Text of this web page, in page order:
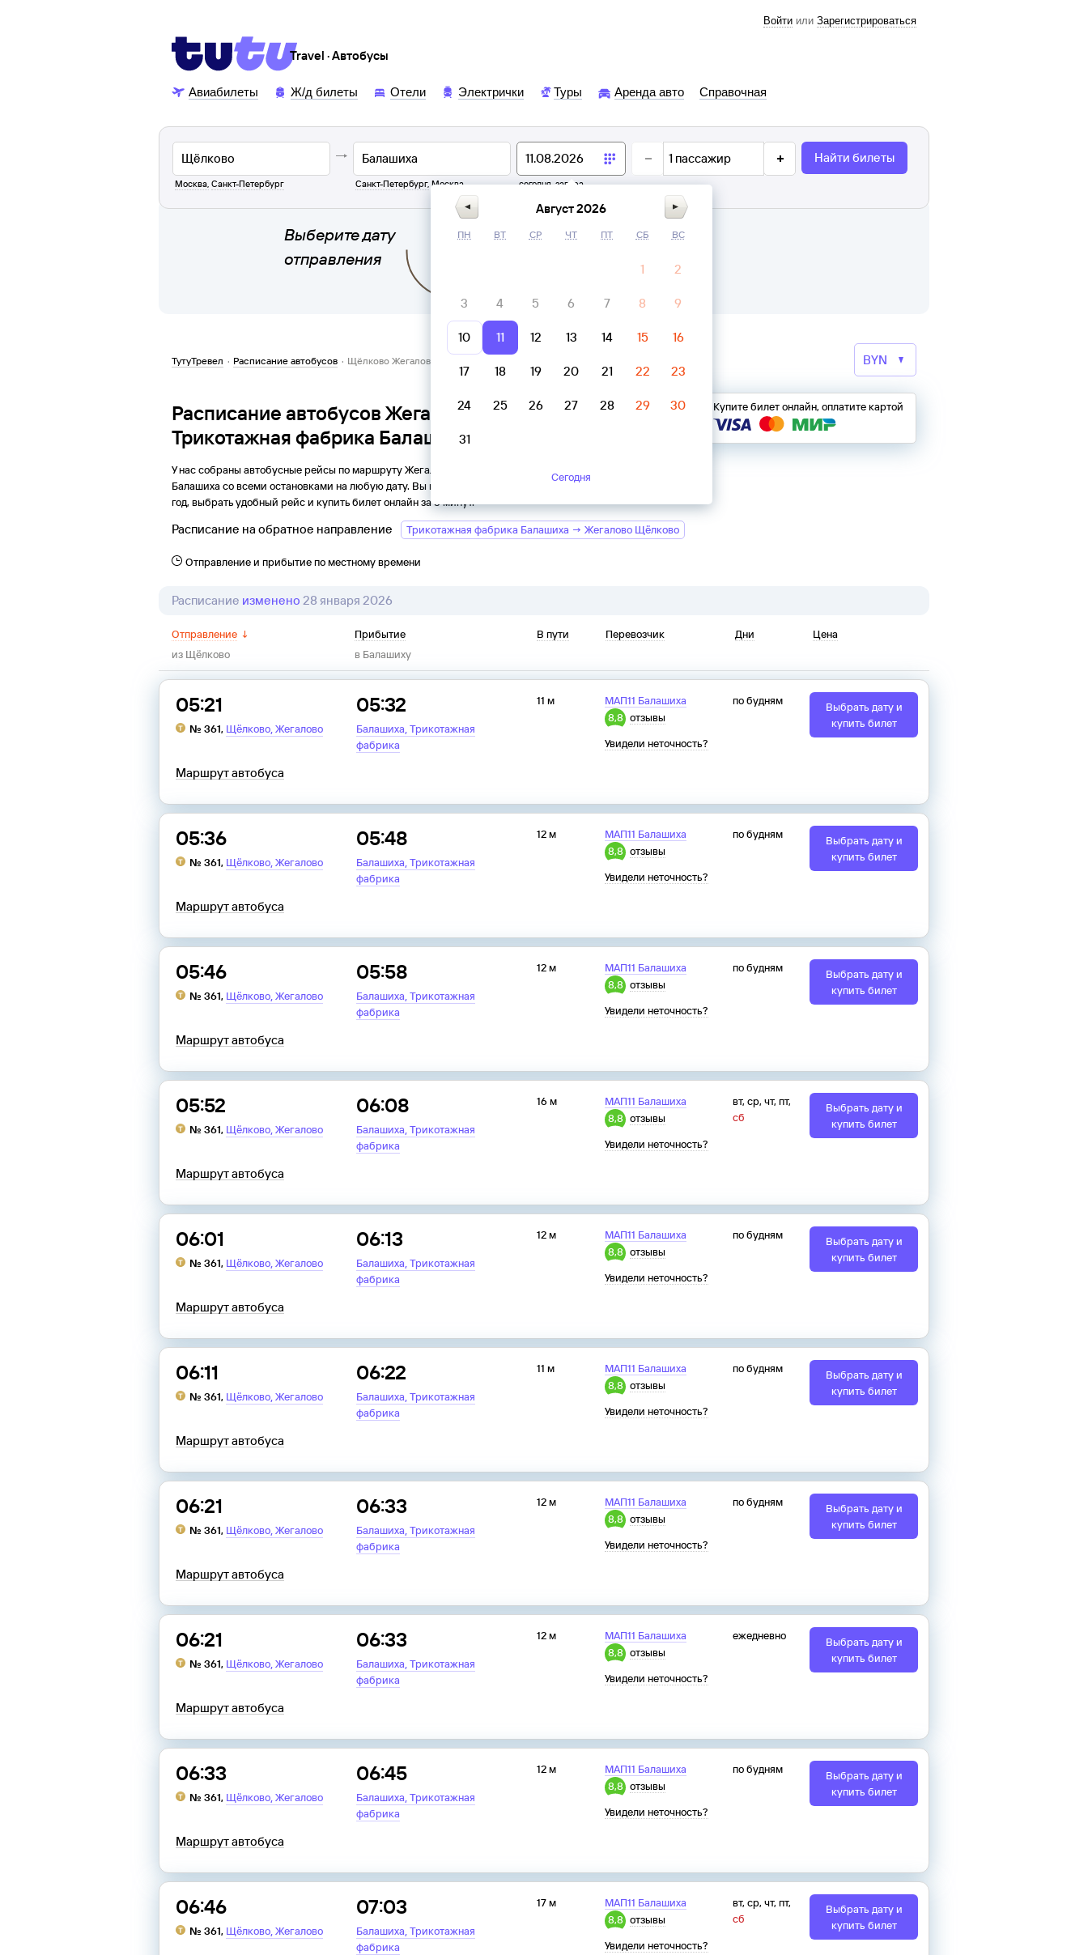
Войти или Зарегистрироваться
Travel · Автобусы
Авиабилеты Ж/д билеты Отели Электрички Туры Аренда авто Справочная
Москва, Санкт-Петербург Санкт-Петербург, Москва сегодня, завтра
1 пассажир Найти билеты
Выберите дату
отправления
ТутуТревел · Расписание автобусов · Щёлково Жегалово → Балашиха Трикотажная фабрика
Расписание автобусов Жегалово Щёлково →
Трикотажная фабрика Балашиха
У нас собраны автобусные рейсы по маршруту Жегалово Щёлково - Трикотажная фабрика
Балашиха со всеми остановками на любую дату. Вы можете узнать точное расписание на 2026
год, выбрать удобный рейс и купить билет онлайн за 5 минут.
Купите билет онлайн, оплатите картой
Расписание на обратное направление Трикотажная фабрика Балашиха → Жегалово Щёлково
Отправление и прибытие по местному времени
Расписание изменено 28 января 2026
Отправление ↓
из Щёлково
Прибытие
в Балашиху
В пути Перевозчик Дни Цена
05:21
№ 361, Щёлково,Жегалово
05:32
Балашиха,Трикотажная
фабрика
11 м
МАП11 Балашиха
8,8 отзывы
Увидели неточность?
по будням
Маршрут автобуса
Выбрать дату и
купить билет
05:36
№ 361, Щёлково,Жегалово
05:48
Балашиха,Трикотажная
фабрика
12 м
МАП11 Балашиха
8,8 отзывы
Увидели неточность?
по будням
Маршрут автобуса
Выбрать дату и
купить билет
05:46
№ 361, Щёлково,Жегалово
05:58
Балашиха,Трикотажная
фабрика
12 м
МАП11 Балашиха
8,8 отзывы
Увидели неточность?
по будням
Маршрут автобуса
Выбрать дату и
купить билет
05:52
№ 361, Щёлково,Жегалово
06:08
Балашиха,Трикотажная
фабрика
16 м
МАП11 Балашиха
8,8 отзывы
Увидели неточность?
вт,ср,чт,пт,
сб
Маршрут автобуса
Выбрать дату и
купить билет
06:01
№ 361, Щёлково,Жегалово
06:13
Балашиха,Трикотажная
фабрика
12 м
МАП11 Балашиха
8,8 отзывы
Увидели неточность?
по будням
Маршрут автобуса
Выбрать дату и
купить билет
06:11
№ 361, Щёлково,Жегалово
06:22
Балашиха,Трикотажная
фабрика
11 м
МАП11 Балашиха
8,8 отзывы
Увидели неточность?
по будням
Маршрут автобуса
Выбрать дату и
купить билет
06:21
№ 361, Щёлково,Жегалово
06:33
Балашиха,Трикотажная
фабрика
12 м
МАП11 Балашиха
8,8 отзывы
Увидели неточность?
по будням
Маршрут автобуса
Выбрать дату и
купить билет
06:21
№ 361, Щёлково,Жегалово
06:33
Балашиха,Трикотажная
фабрика
12 м
МАП11 Балашиха
8,8 отзывы
Увидели неточность?
ежедневно
Маршрут автобуса
Выбрать дату и
купить билет
06:33
№ 361, Щёлково,Жегалово
06:45
Балашиха,Трикотажная
фабрика
12 м
МАП11 Балашиха
8,8 отзывы
Увидели неточность?
по будням
Маршрут автобуса
Выбрать дату и
купить билет
06:46
№ 361, Щёлково,Жегалово
07:03
Балашиха,Трикотажная
фабрика
17 м
МАП11 Балашиха
8,8 отзывы
Увидели неточность?
вт,ср,чт,пт,
сб
Выбрать дату и
купить билет
Август 2026
ПН ВТ СР ЧТ ПТ СБ ВС
1 2
3 4 5 6 7 8 9
10 11 12 13 14 15 16
17 18 19 20 21 22 23
24 25 26 27 28 29 30
31
Сегодня